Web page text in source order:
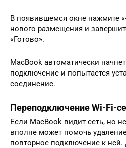
В появившемся окне нажмите
нового размещения и
«Готово».
MacBook автоматически
подключение и попытается
соединение.
Переподключение Wi-Fi-
Если MacBook видит сеть, но
вполне может помочь
повторное подключение к ней.